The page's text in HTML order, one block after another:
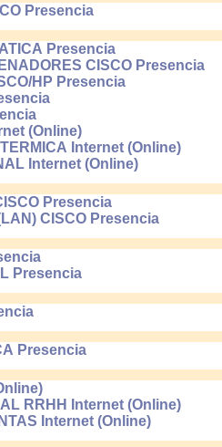
Presencia
Presencia
CISCO Presencia
HP Presencia
(Online)
Internet (Online)
Internet (Online)
Presencia
CISCO Presencia
Presencia
Presencia
RRHH Internet (Online)
Internet (Online)